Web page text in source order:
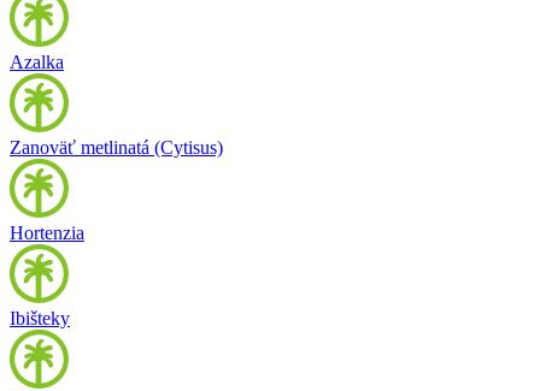
Azalka
Zanoväť metlinatá (Cytisus)
Hortenzia
Ibišteky